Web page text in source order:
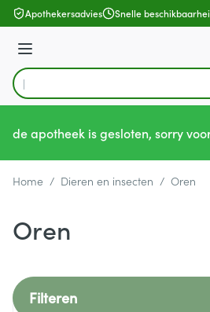
Ga naar de inhoud
Apothekersadvies Snelle
Menu
Product, merk, categorie...
de apotheek is gesloten, sorry
Home / Dieren en insecten / Oren
Oren
Filteren